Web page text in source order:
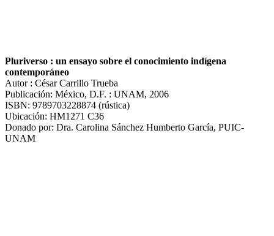
Pluriverso : un ensayo sobre el conocimiento indígena
contemporáneo
Autor : César Carrillo Trueba
Publicación: México, D.F. : UNAM, 2006
ISBN: 9789703228874 (rústica)
Ubicación: HM1271 C36
Donado por: Dra. Carolina Sánchez Humberto García, PUIC-
UNAM